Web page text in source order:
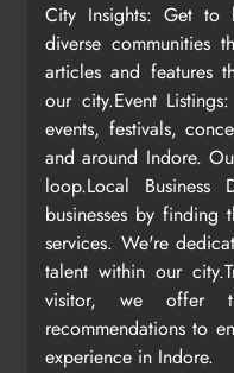
City Insights: Get to
diverse communities
articles and features
our city.Event
events, festivals,
and around Indore.
loop.Local
businesses by finding
services. We're
talent within our
visitor, we offer
recommendations to
experience in Indore.